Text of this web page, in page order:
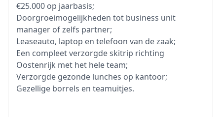
€25.000 op jaarbasis;
Doorgroeimogelijkheden tot business unit
manager of zelfs partner;
Leaseauto, laptop en telefoon van de zaak;
Een compleet verzorgde skitrip richting
Oostenrijk met het hele team;
Verzorgde gezonde lunches op kantoor;
Gezellige borrels en teamuitjes.